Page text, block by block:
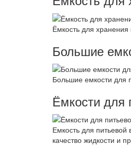
Ёмкость для
Большие
Большие емкости для
Ёмкости для
Емкость для
качество жидкости и